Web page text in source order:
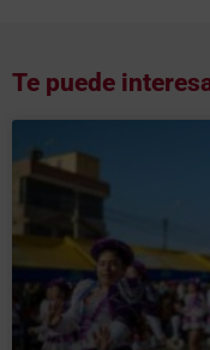
Te puede